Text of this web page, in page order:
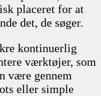
placeret for at
det, de søger.
kontinuerlig
værktøjer, som
være gennem
eller simple